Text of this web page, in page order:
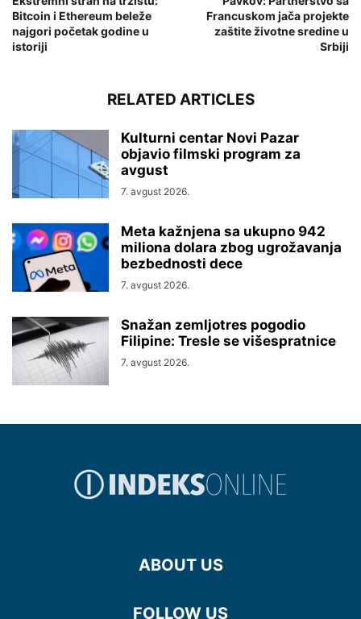
Bitcoin i Ethereum beleže
najgori početak godine u
istoriji
Francuskom jača projekte
zaštite životne sredine u
Srbiji
RELATED ARTICLES
Kulturni centar Novi Pazar
objavio filmski program za
avgust
7. avgust 2026.
Meta kažnjena sa ukupno 942
miliona dolara zbog ugrožavanja
bezbednosti dece
7. avgust 2026.
Snažan zemljotres pogodio
Filipine: Tresle se višespratnice
7. avgust 2026.
ABOUT US
FOLLOW US